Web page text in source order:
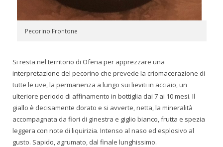
Pecorino Frontone
Si resta nel territorio di Ofena per apprezzare una
interpretazione del pecorino che prevede la criomacerazione di
tutte le uve, la permanenza a lungo sui lieviti in acciaio, un
ulteriore periodo di affinamento in bottiglia dai 7 ai 10 mesi. Il
giallo è decisamente dorato e si avverte, netta, la mineralità
accompagnata da fiori di ginestra e giglio bianco, frutta e spezia
leggera con note di liquirizia. Intenso al naso ed esplosivo al
gusto. Sapido, agrumato, dal finale lunghissimo.